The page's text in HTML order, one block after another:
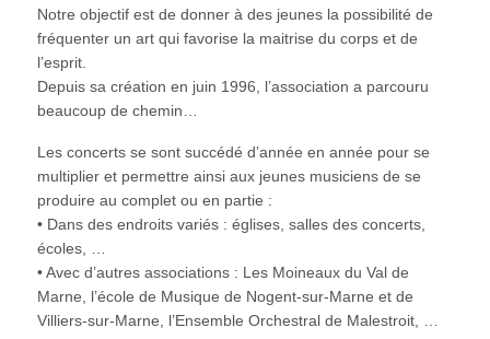
Notre objectif est de donner à des jeunes la possibilité de
fréquenter un art qui favorise la maitrise du corps et de
l’esprit.
Depuis sa création en juin 1996, l’association a parcouru
beaucoup de chemin…
Les concerts se sont succédé d’année en année pour se
multiplier et permettre ainsi aux jeunes musiciens de se
produire au complet ou en partie :
• Dans des endroits variés : églises, salles des concerts,
écoles, …
• Avec d’autres associations : Les Moineaux du Val de
Marne, l’école de Musique de Nogent-sur-Marne et de
Villiers-sur-Marne, l’Ensemble Orchestral de Malestroit, …